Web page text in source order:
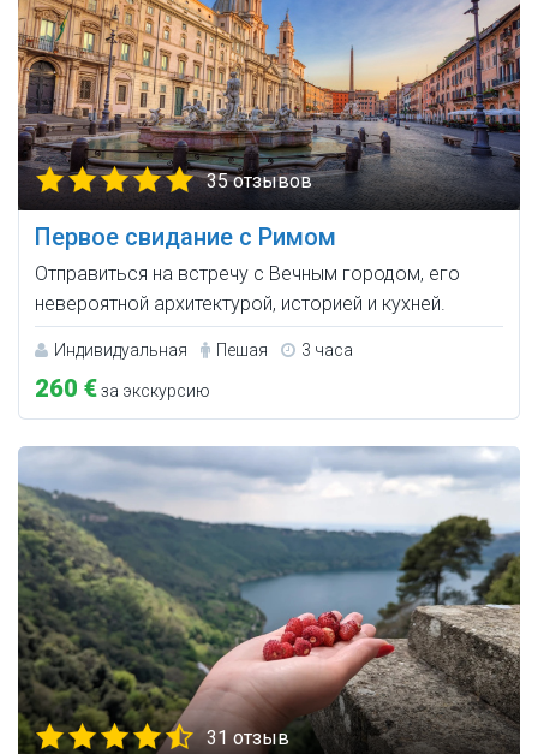
35 отзывов
Первое свидание с Римом
Отправиться на встречу с Вечным городом, его
невероятной архитектурой, историей и кухней.
Индивидуальная Пешая 3 часа
260 €за экскурсию
31 отзыв